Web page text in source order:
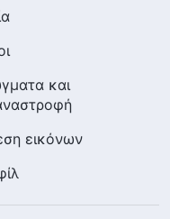
και
εικόνων